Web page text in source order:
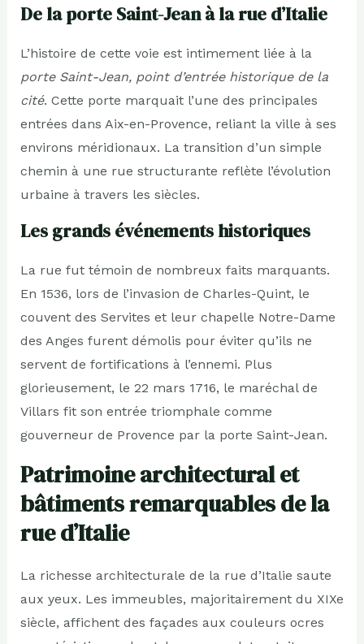
De la porte Saint-Jean à la rue d’Italie
L’histoire de cette voie est intimement liée à la
porte Saint-Jean, point d’entrée historique de la
cité. Cette porte marquait l’une des principales
entrées dans Aix-en-Provence, reliant la ville à ses
environs méridionaux. La transition d’un simple
chemin à une rue structurante reflète l’évolution
urbaine à travers les siècles.
Les grands événements historiques
La rue fut témoin de nombreux faits marquants.
En 1536, lors de l’invasion de Charles-Quint, le
couvent des Servites et leur chapelle Notre-Dame
des Anges furent démolis pour éviter qu’ils ne
servent de fortifications à l’ennemi. Plus
glorieusement, le 22 mars 1716, le maréchal de
Villars fit son entrée triomphale comme
gouverneur de Provence par la porte Saint-Jean.
Patrimoine architectural et
bâtiments remarquables de la
rue d’Italie
La richesse architecturale de la rue d’Italie saute
aux yeux. Les immeubles, majoritairement du XIXe
siècle, affichent des façades aux couleurs ocres